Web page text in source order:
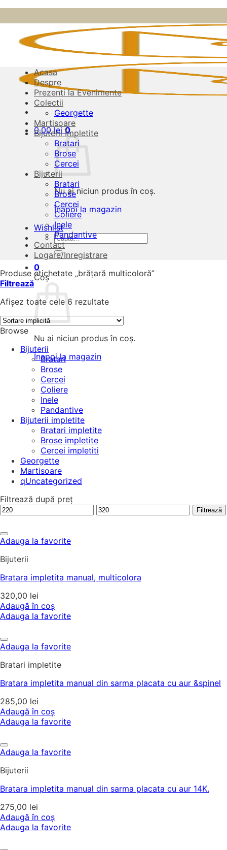
to
0,00lei 0
Nu ai niciun produs în coș.
Înapoi la magazin
Wishlist
Caută
după:
0
Coș
Nu ai niciun produs în coș.
Înapoi la magazin
Acasa
Despre
Prezenti la Evenimente
Colectii
Georgette
Martisoare
Bijuterii Împletite
Bratari
Brose
Cercei
Bijuterii
Bratari
Brose
Cercei
Coliere
Inele
Pandantive
Contact
Logare/Inregistrare
Produse etichetate „brățară multicoloră”
Filtrează
Afișez toate cele 6 rezultate
Browse
Bijuterii
Bratari
Brose
Cercei
Coliere
Inele
Pandantive
Bijuterii impletite
Bratari impletite
Brose impletite
Cercei impletiti
Georgette
Martisoare
qUncategorized
Filtrează după preț
Preț
Preț
Filtrează
Adauga la favorite
Bijuterii
Bratara impletita manual, multicolora
320,00 lei
Adaugă în coș
Adauga la favorite
Adauga la favorite
Bratari impletite
Bratara impletita manual din sarma placata cu aur &spinel
285,00 lei
Adaugă în coș
Adauga la favorite
Adauga la favorite
Bijuterii
Bratara impletita manual din sarma placata cu aur 14K.
275,00 lei
Adaugă în coș
Adauga la favorite